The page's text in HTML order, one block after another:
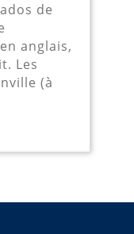
anglais,
Les
(à